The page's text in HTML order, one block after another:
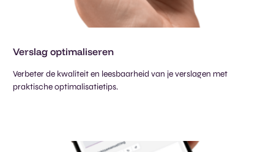
Verslag optimaliseren​
Verbeter de kwaliteit en leesbaarheid van je verslagen met
praktische optimalisatietips.